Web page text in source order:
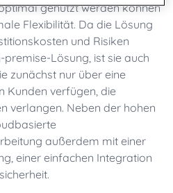
genutzt werden können
Flexibilität. Da die Lösung
und Risiken
Lösung, ist sie auch
zunächst nur über eine
Kunden verfügen, die
verlangen. Neben der hohen
außerdem mit einer
einer einfachen Integration